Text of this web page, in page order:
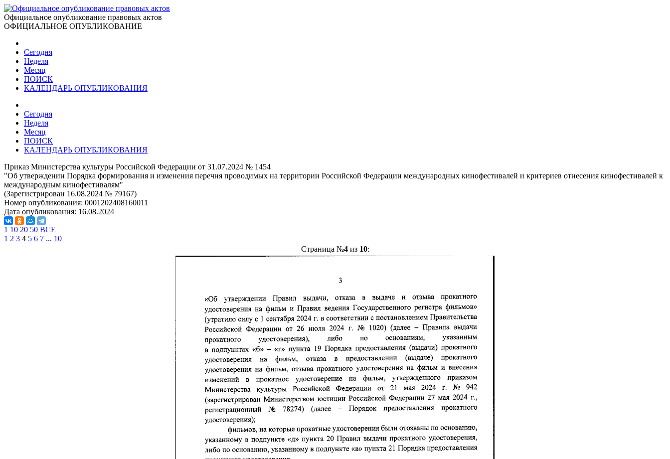
Официальное опубликование правовых актов
ОФИЦИАЛЬНОЕ ОПУБЛИКОВАНИЕ
Сегодня
Неделя
Месяц
ПОИСК
КАЛЕНДАРЬ ОПУБЛИКОВАНИЯ
Сегодня
Неделя
Месяц
ПОИСК
КАЛЕНДАРЬ ОПУБЛИКОВАНИЯ
Приказ Министерства культуры Российской Федерации от 31.07.2024 № 1454
"Об утверждении Порядка формирования и изменения перечня проводимых на территории Российской Федерации международных кинофестивалей и критериев отнесения кинофестивалей к
международным кинофестивалям"
(Зарегистрирован 16.08.2024 № 79167)
Номер опубликования: 0001202408160011
Дата опубликования: 16.08.2024
1 10 20 50 ВСЕ
1 2 3 4 5 6 7 ... 10
Страница №4из 10: